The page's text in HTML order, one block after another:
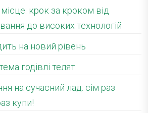
крок за кроком від
до високих технологій
на новий рівень
годівлі телят
на сучасний лад: сім раз
купи!